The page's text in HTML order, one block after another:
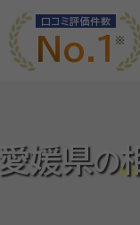
口コミ評価件数
No.1
愛媛県の